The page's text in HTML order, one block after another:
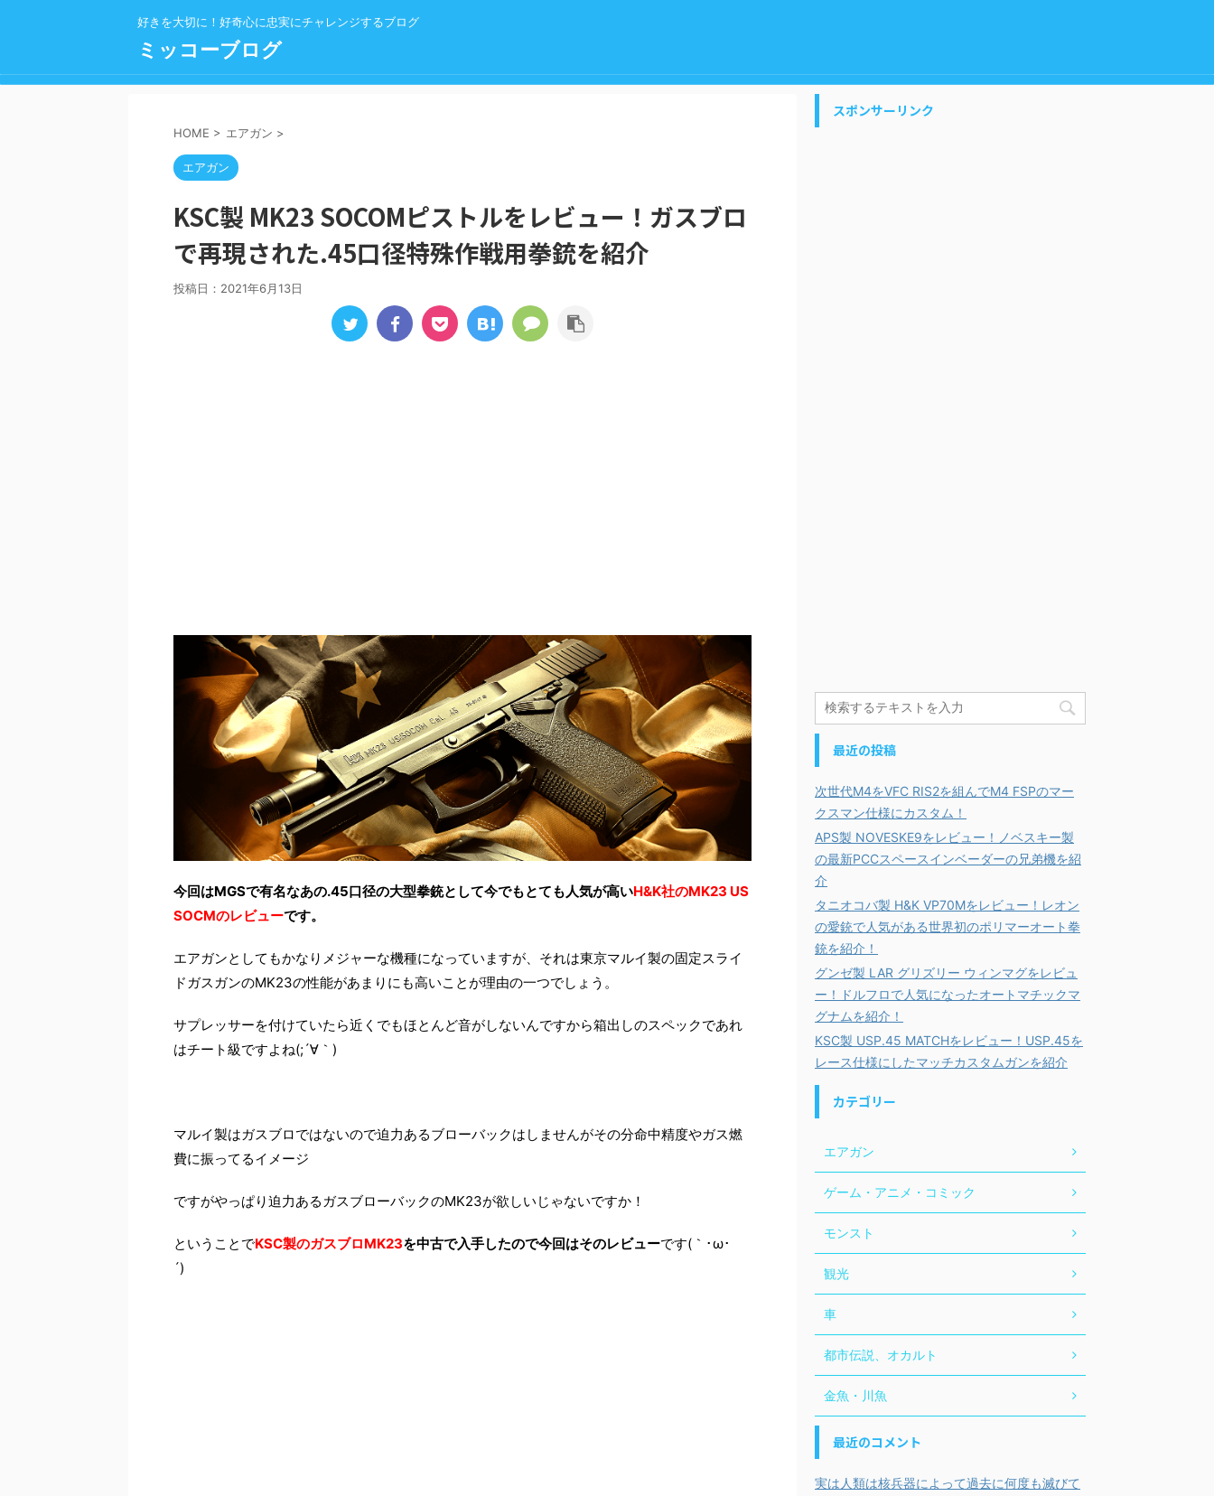
好きを大切に！好奇心に忠実にチャレンジするブログ
ミッコーブログ
HOME > エアガン >
エアガン
KSC製 MK23 SOCOMピストルをレビュー！ガスブロ
で再現された.45口径特殊作戦用拳銃を紹介
投稿日： 2021年6月13日
今回はMGSで有名なあの.45口径の大型拳銃として今でもとても人気が高いH&K社のMK23 US
SOCMのレビューです。
エアガンとしてもかなりメジャーな機種になっていますが、それは東京マルイ製の固定スライ
ドガスガンのMK23の性能があまりにも高いことが理由の一つでしょう。
サプレッサーを付けていたら近くでもほとんど音がしないんですから箱出しのスペックであれ
はチート級ですよね(;´∀｀)
マルイ製はガスブロではないので迫力あるブローバックはしませんがその分命中精度やガス燃
費に振ってるイメージ
ですがやっぱり迫力あるガスブローバックのMK23が欲しいじゃないですか！
ということでKSC製のガスブロMK23を中古で入手したので今回はそのレビューです(｀･ω･
´)ゞ
スポンサーリンク
最近の投稿
次世代M4をVFC RIS2を組んでM4 FSPのマー
クスマン仕様にカスタム！
APS製 NOVESKE9をレビュー！ノベスキー製
の最新PCCスペースインベーダーの兄弟機を紹
介
タニオコバ製 H&K VP70Mをレビュー！レオン
の愛銃で人気がある世界初のポリマーオート拳
銃を紹介！
グンゼ製 LAR グリズリー ウィンマグをレビュ
ー！ドルフロで人気になったオートマチックマ
グナムを紹介！
KSC製 USP.45 MATCHをレビュー！USP.45を
レース仕様にしたマッチカスタムガンを紹介
カテゴリー
エアガン
ゲーム・アニメ・コミック
モンスト
観光
車
都市伝説、オカルト
金魚・川魚
最近のコメント
実は人類は核兵器によって過去に何度も滅びて